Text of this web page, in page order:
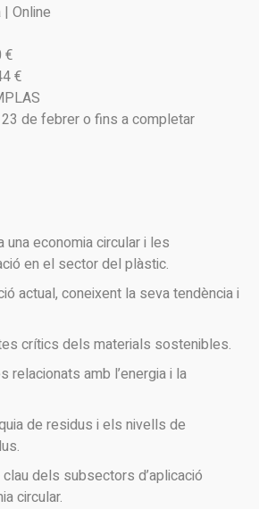
Online
€
€
de febrer o fins a completar
una economia circular i les
en el sector del plàstic.
actual, coneixent la seva tendència i
crítics dels materials sostenibles.
relacionats amb l’energia i la
de residus i els nivells de
dels subsectors d’aplicació
circular.